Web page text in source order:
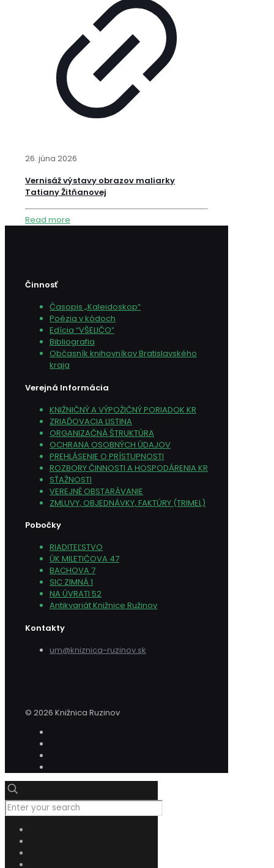
26. júna 2026
Vernisáž výstavy obrazov maliarky
Tatiany Žitňanovej
Read more
Činnosť
Časopis „Kaleidoskop“
Poézia v kódoch
Edícia “VŠELIČO”
Bibliografia
Občasník knihovníkov Bratislavského
kraja
Verejná Informácia
KNIŽNIČNÝ A VÝPOŽIČNÝ PORIADOK KR
ZRIAĎOVACIA LISTINA
ORGANIZAČNÁ ŠTRUKTÚRA
OCHRANA OSOBNÝCH ÚDAJOV
PREHLÁSENIE O PRÍSTUPNOSTI
ROZBORY ČINNOSTI A HOSPODÁRENIA KR
SŤAŽNOSTI
VEREJNÉ OBSTARÁVANIE
ZMLUVY, OBJEDNÁVKY, FAKTÚRY (TRIMEL)
Pobočky
RIADITEĽSTVO
ÚK MILETIČOVA 47
BACHOVA 7
SIC ZIMNÁ 1
NA ÚVRATI 52
Antikvariát Knižnice Ružinov
Kontakty
um@kniznica-ruzinov.sk
© 2026 Knižnica Ruzinov